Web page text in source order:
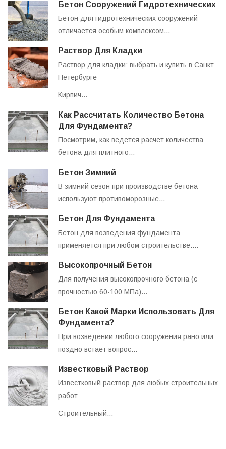
Бетон Сооружений Гидротехнических
Бетон для гидротехнических сооружений
отличается особым комплексом…
Раствор Для Кладки
Раствор для кладки: выбрать и купить в Санкт
Петербурге
Кирпич…
Как Рассчитать Количество Бетона
Для Фундамента?
Посмотрим, как ведется расчет количества
бетона для плитного…
Бетон Зимний
В зимний сезон при производстве бетона
используют противоморозные…
Бетон Для Фундамента
Бетон для возведения фундамента
применяется при любом строительстве.…
Высокопрочный Бетон
Для получения высокопрочного бетона (с
прочностью 60-100 МПа)…
Бетон Какой Марки Использовать Для
Фундамента?
При возведении любого сооружения рано или
поздно встает вопрос…
Известковый Раствор
Известковый раствор для любых строительных
работ
Строительный…